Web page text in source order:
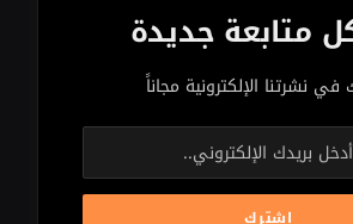
متابعة جديدة
في نشرتنا الإلكترونية مجاناً